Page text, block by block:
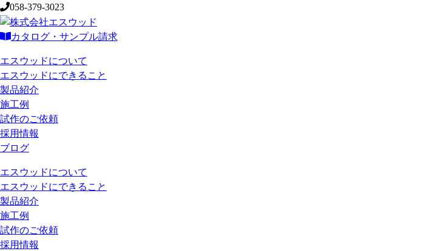
058-379-3023
カタログ・サンプル請求
エスウッドについて
エスウッドにできること
製品紹介
施工例
試作のご依頼
採用情報
ブログ
エスウッドについて
エスウッドにできること
製品紹介
施工例
試作のご依頼
採用情報